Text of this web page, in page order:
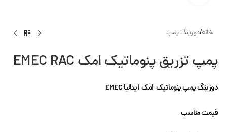
خانه/دوزینگ پمپ
پمپ تزریق پنوماتیک امک EMEC RAC
دوزینگ پمپ پنوماتیک امک ایتالیاEMEC
قیمت مناسب